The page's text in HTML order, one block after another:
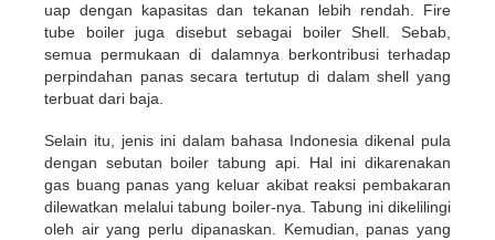
uap dengan kapasitas dan tekanan lebih rendah. Fire
tube boiler juga disebut sebagai boiler Shell. Sebab,
semua permukaan di dalamnya berkontribusi terhadap
perpindahan panas secara tertutup di dalam shell yang
terbuat dari baja.
Selain itu, jenis ini dalam bahasa Indonesia dikenal pula
dengan sebutan boiler tabung api. Hal ini dikarenakan
gas buang panas yang keluar akibat reaksi pembakaran
dilewatkan melalui tabung boiler-nya. Tabung ini dikelilingi
oleh air yang perlu dipanaskan. Kemudian, panas yang